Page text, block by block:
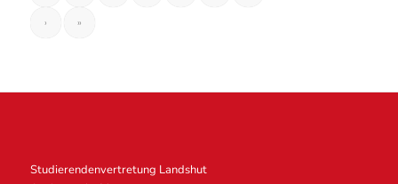
› »
Studierendenvertretung Landshut